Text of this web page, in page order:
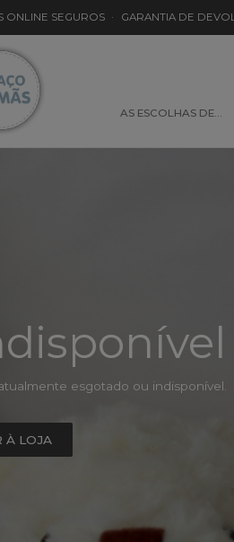
ONLINE SEGUROS · GARANTIA DE
AS ESCOLHAS DE…
esgotado ou indisponível.
À LOJA